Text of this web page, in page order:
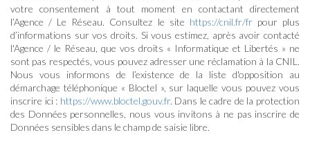
votre consentement à tout moment en contactant directement
l’Agence / Le Réseau. Consultez le site https://cnil.fr/frpour plus
d’informations sur vos droits. Si vous estimez, après avoir contacté
l'Agence / le Réseau, que vos droits « Informatique et Libertés » ne
sont pas respectés, vous pouvez adresser une réclamation à la CNIL.
Nous vous informons de l’existence de la liste d'opposition au
démarchage téléphonique « Bloctel », sur laquelle vous pouvez vous
inscrire ici : https://www.bloctel.gouv.fr. Dans le cadre de la protection
des Données personnelles, nous vous invitons à ne pas inscrire de
Données sensibles dans le champ de saisie libre.